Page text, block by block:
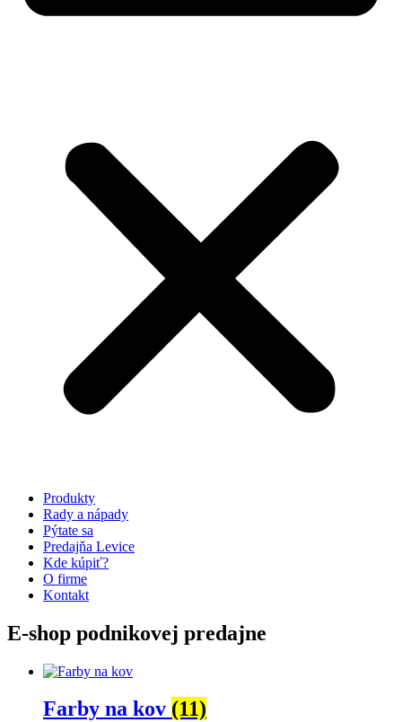
Produkty
Rady a nápady
Pýtate sa
Predajňa Levice
Kde kúpiť?
O firme
Kontakt
E-shop podnikovej predajne
Farby na kov (11)